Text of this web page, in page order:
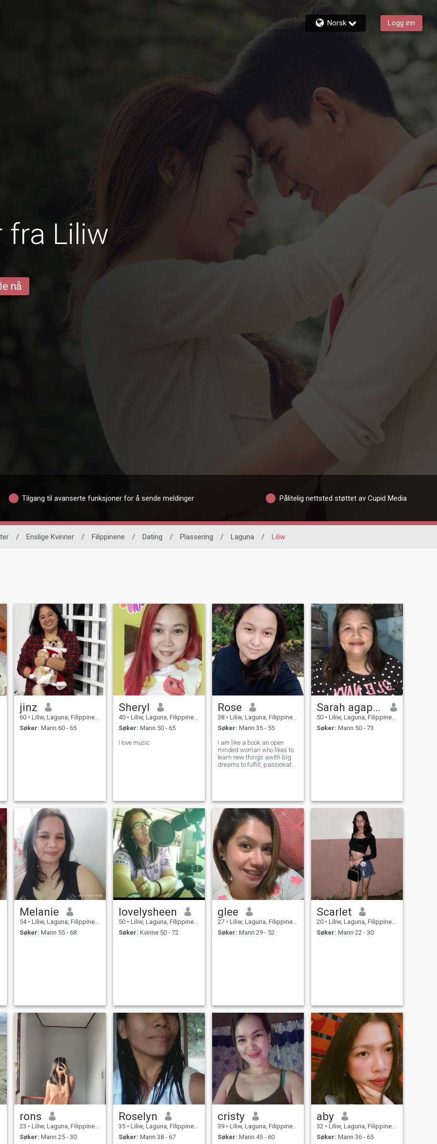
Norsk Logg inn
fra Liliw
nå
Tilgang til avanserte funksjoner for å sende meldinger Pålitelig nettsted støttet av Cupid Media
/ Enslige Kvinner / Filippinene / Dating / Plassering / Laguna / Liliw
jinz
60 • Liliw, Laguna, Filippinene
Søker: Mann 60 - 65
Sheryl
40 • Liliw, Laguna, Filippinene
Søker: Mann 50 - 65
I love music
Rose
38 • Liliw, Laguna, Filippinene
Søker: Mann 35 - 55
I am like a book an open
minded woman who likes to
learn new things awith big
dreams to fulfill, passionate
want to fulfill it, I
Sarah agapay mesinas
50 • Liliw, Laguna, Filippinene
Søker: Mann 50 - 73
Melanie
54 • Liliw, Laguna, Filippinene
Søker: Mann 55 - 68
lovelysheen
50 • Liliw, Laguna, Filippinene
Søker: Kvinne 50 - 72
glee
27 • Liliw, Laguna, Filippinene
Søker: Mann 29 - 52
Scarlet
20 • Liliw, Laguna, Filippinene
Søker: Mann 22 - 30
rons
23 • Liliw, Laguna, Filippinene
Søker: Mann 25 - 30
Roselyn
35 • Liliw, Laguna, Filippinene
Søker: Mann 38 - 67
cristy
39 • Liliw, Laguna, Filippinene
Søker: Mann 45 - 60
aby
32 • Liliw, Laguna, Filippinene
Søker: Mann 36 - 65